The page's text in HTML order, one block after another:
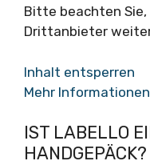
Bitte beachten Sie,
Drittanbieter
Inhalt entsperren
Mehr Informationen
IST LABELLO
HANDGEPÄCK?